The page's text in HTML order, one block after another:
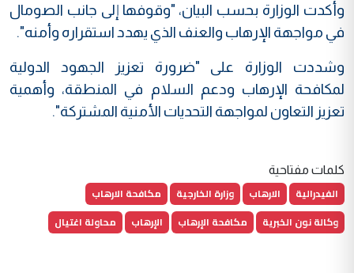
وأكدت الوزارة بحسب البيان، "وقوفها إلى جانب الصومال
في مواجهة الإرهاب والعنف الذي يهدد استقراره وأمنه".
وشددت الوزارة على "ضرورة تعزيز الجهود الدولية
لمكافحة الإرهاب ودعم السلام في المنطقة، وأهمية
تعزيز التعاون لمواجهة التحديات الأمنية المشتركة".
كلمات مفتاحية
الفيدرالية الارهاب وزارة الخارجية
مكافحة الارهاب
وكالة نون الخبرية
مكافحة الإرهاب الإرهاب محاولة اغتيال